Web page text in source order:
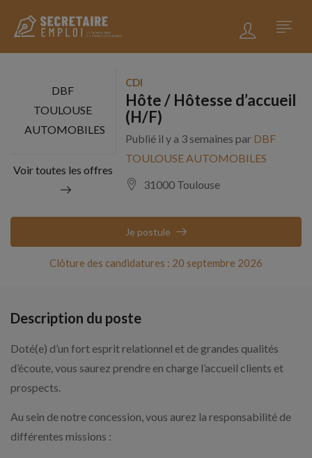
DBF
TOULOUSE
AUTOMOBILES
Voir toutes les offres
CDI
Hôte / Hôtesse d’accueil
(H/F)
Publié il y a 3 semaines par DBF
TOULOUSE AUTOMOBILES
31000 Toulouse
Clôture des candidatures : 20 septembre 2026
Je postule
Description du poste
Doté(e) d’un fort esprit relationnel et de grandes qualités
d’écoute, vous saurez prendre en charge l’accueil clients et
prospects.
Au sein de notre concession, vous aurez la responsabilité de
différentes missions :